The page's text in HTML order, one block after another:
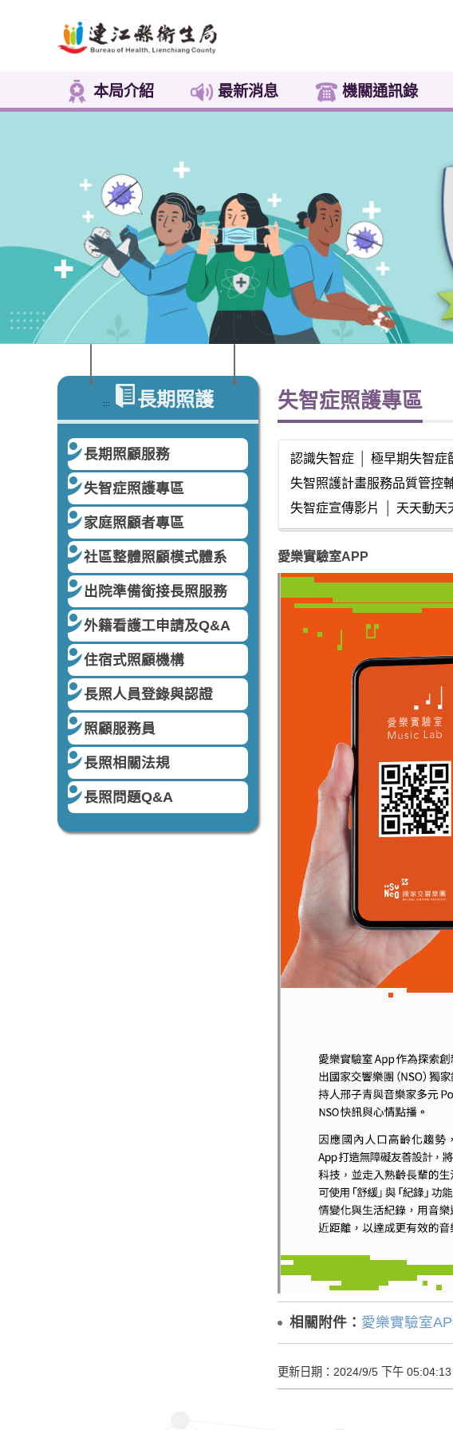
本局介紹 最新消息 機關通訊錄
::: 長期照護
長期照顧服務
失智症照護專區
家庭照顧者專區
社區整體照顧模式體系
出院準備銜接長照服務
外籍看護工申請及Q&A
住宿式照顧機構
長照人員登錄與認證
照顧服務員
長照相關法規
長照問題Q&A
失智症照護專區
認識失智症 極早期失智症
失智照護計畫服務品質管控
失智症宣傳影片
天天動天
愛樂實驗室APP
相關附件： 愛樂實驗室
更新日期：2024/9/5 下午 05:04:13